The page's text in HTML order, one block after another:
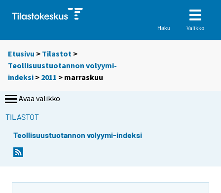
Haku Valikko
Etusivu > Tilastot >
Teollisuustuotannon volyymi-
indeksi > 2011 > marraskuu
Avaa valikko
TILASTOT
Teollisuustuotannon volyymi-indeksi